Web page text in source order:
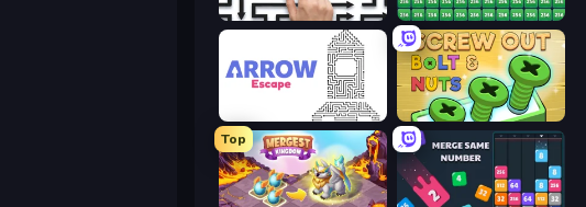
Arrow Escape: Puzzle 2048 Merge Blocks
Arrow Escape Screw Out: Bolts and Nuts
Top